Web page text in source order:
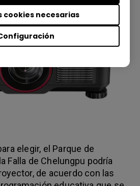
cookies necesarias
elegir, el Parque de
Falla de Chelungpu podría
de acuerdo con las